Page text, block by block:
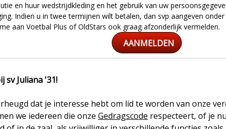
en huur wedstrijdkleding en het gebruik van uw
Indien u in twee termijnen wilt betalen, dan svp aangeven
aan Voetbal Plus of OldStars ook graag afzonderlijk vermelden.
AANMELDEN
sv Juliana '31!
dat je interesse hebt om lid te worden van onze
we iedereen die onze Gedragscode respecteert, of je